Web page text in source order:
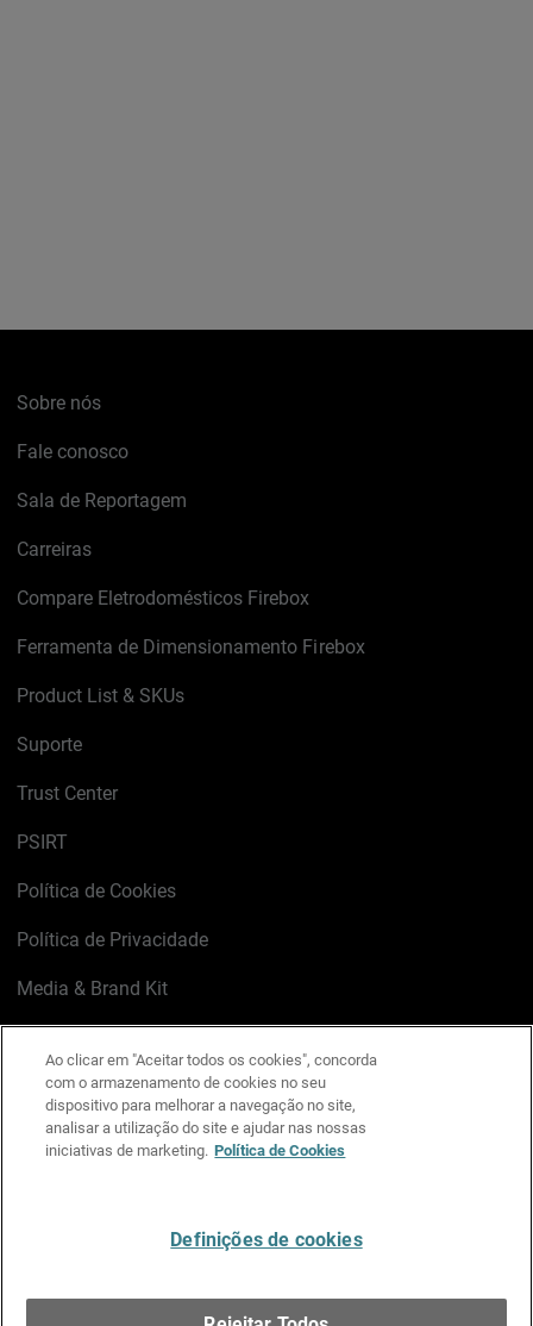
Sobre nós
Fale conosco
Sala de Reportagem
Carreiras
Compare Eletrodomésticos Firebox
Ferramenta de Dimensionamento Firebox
Product List & SKUs
Suporte
Trust Center
PSIRT
Política de Cookies
Política de Privacidade
Media & Brand Kit
LinkedIn
X FacebookInstagram
YouTube
Ao clicar em "Aceitar todos os cookies", concorda
com o armazenamento de cookies no seu
dispositivo para melhorar a navegação no site,
analisar a utilização do site e ajudar nas nossas
iniciativas de marketing. Política de Cookies
Definições de cookies